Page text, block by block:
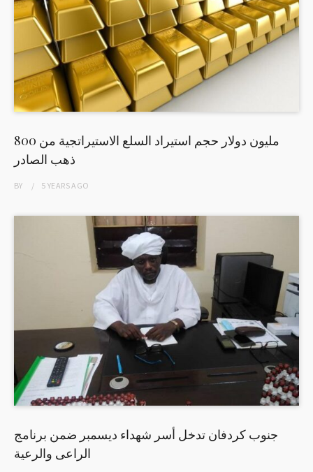
800 مليون دولار حجم استيراد السلع الاستيراتجية من
ذهب الصادر
BY 5 YEARSAGO
جنوب كردفان تدخل أسر شهداء ديسمبر ضمن برنامج
الراعى والرعية